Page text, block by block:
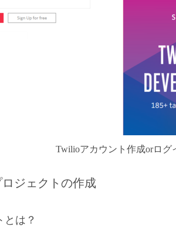
Twilioアカウント作成orログ
ロジェクトの作成
とは？